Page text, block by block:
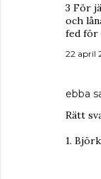
3 För
och
fed för
22 april
ebba
Rätt
1.